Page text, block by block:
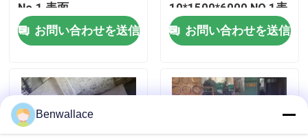
工場ツアー
連絡 ください
No.1 表面
お問い合わせを送信
10*1500*6000 NO.1表
面
お問い合わせを送信
Benwallace